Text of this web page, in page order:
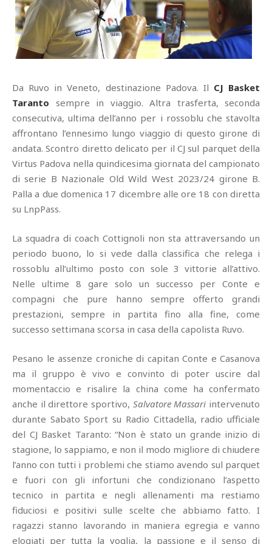
Da Ruvo in Veneto, destinazione Padova. Il CJ Basket
Taranto sempre in viaggio. Altra trasferta, seconda
consecutiva, ultima dell’anno per i rossoblu che stavolta
affrontano l’ennesimo lungo viaggio di questo girone di
andata. Scontro diretto delicato per il CJ sul parquet della
Virtus Padova nella quindicesima giornata del campionato
di serie B Nazionale Old Wild West 2023/24 girone B.
Palla a due domenica 17 dicembre alle ore 18 con diretta
su LnpPass.
La squadra di coach Cottignoli non sta attraversando un
periodo buono, lo si vede dalla classifica che relega i
rossoblu all’ultimo posto con sole 3 vittorie all’attivo.
Nelle ultime 8 gare solo un successo per Conte e
compagni che pure hanno sempre offerto grandi
prestazioni, sempre in partita fino alla fine, come
successo settimana scorsa in casa della capolista Ruvo.
Pesano le assenze croniche di capitan Conte e Casanova
ma il gruppo è vivo e convinto di poter uscire dal
momentaccio e risalire la china come ha confermato
anche il direttore sportivo, Salvatore Massari intervenuto
durante Sabato Sport su Radio Cittadella, radio ufficiale
del CJ Basket Taranto: “Non è stato un grande inizio di
stagione, lo sappiamo, e non il modo migliore di chiudere
l’anno con tutti i problemi che stiamo avendo sul parquet
e fuori con gli infortuni che condizionano l’aspetto
tecnico in partita e negli allenamenti ma restiamo
fiduciosi e positivi sulle scelte che abbiamo fatto. I
ragazzi stanno lavorando in maniera egregia e vanno
elogiati per tutta la voglia, la passione e il senso di